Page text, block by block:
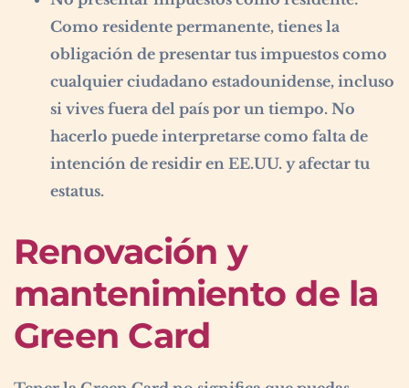
Como residente permanente, tienes la
obligación de presentar tus impuestos como
cualquier ciudadano estadounidense, incluso
si vives fuera del país por un tiempo. No
hacerlo puede interpretarse como falta de
intención de residir en EE.UU. y afectar tu
estatus.
Renovación y
mantenimiento de la
Green Card